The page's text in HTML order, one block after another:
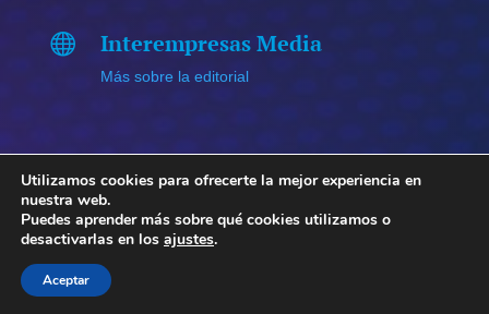
 Interempresas Media
Más sobre la editorial
Copyright © 2026 NewsPackaging. Todos los derechos
reservados. Política de privacidad y aviso legal
de cookies
Utilizamos cookies para ofrecerte la mejor experiencia en
nuestra web.
Puedes aprender más sobre qué cookies utilizamos o
desactivarlas en los ajustes.
Aceptar